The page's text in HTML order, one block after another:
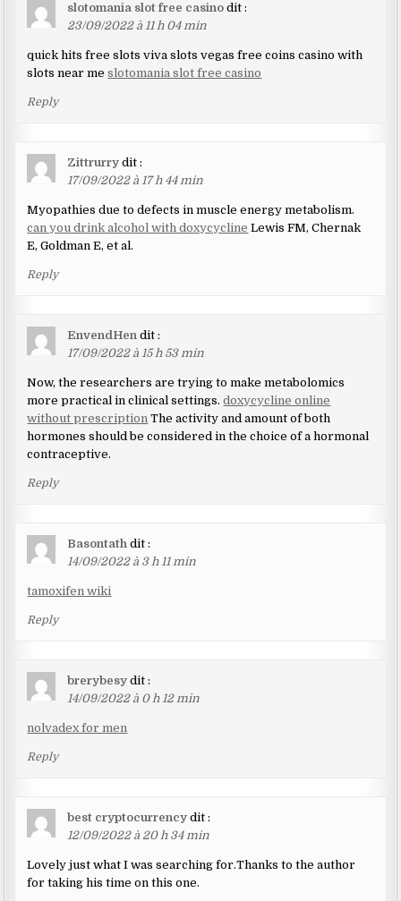
slotomania slot free casino dit :
23/09/2022 à 11 h 04 min
quick hits free slots viva slots vegas free coins casino with
slots near meslotomania slot free casino
Reply
Zittrurry dit :
17/09/2022 à 17 h 44 min
Myopathies due to defects in muscle energy metabolism.
can you drink alcohol with doxycycline Lewis FM, Chernak
E, Goldman E, et al.
Reply
EnvendHen dit :
17/09/2022 à 15 h 53 min
Now, the researchers are trying to make metabolomics
more practical in clinical settings.doxycycline online
without prescription The activity and amount of both
hormones should be considered in the choice of a hormonal
contraceptive.
Reply
Basontath dit :
14/09/2022 à 3 h 11 min
tamoxifen wiki
Reply
brerybesy dit :
14/09/2022 à 0 h 12 min
nolvadex for men
Reply
best cryptocurrency dit :
12/09/2022 à 20 h 34 min
Lovely just what I was searching for.Thanks to the author
for taking his time on this one.